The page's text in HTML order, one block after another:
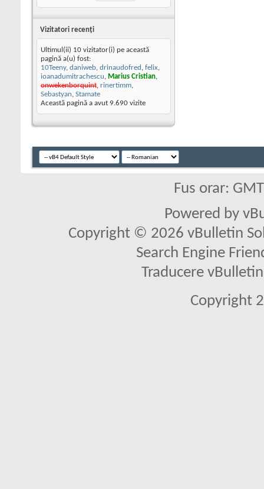
Vizitatori recenţi
Ultimul(ii) 10 vizitator(i) pe această
pagină a(u) fost:
10Teeny, daniweb, drinaudofred , felix,
ioanadumitrachescu, Marius Cristian,
onwekenborquint, rinertimm,
Sebastyan, Stamate
Această pagină a avut 9.690 vizite
Fus orar:
Powered by
Copyright © 2026 vBulletin
Search Engine
Traducere
Copyright